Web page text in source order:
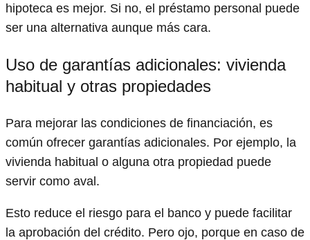
hipoteca es mejor. Si no, el préstamo personal puede
ser una alternativa aunque más cara.
Uso de garantías adicionales: vivienda
habitual y otras propiedades
Para mejorar las condiciones de financiación, es
común ofrecer garantías adicionales. Por ejemplo, la
vivienda habitual o alguna otra propiedad puede
servir como aval.
Esto reduce el riesgo para el banco y puede facilitar
la aprobación del crédito. Pero ojo, porque en caso de